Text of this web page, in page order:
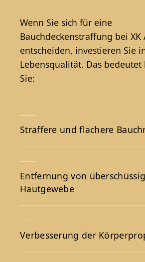
Wenn Sie sich für eine
Bauchdeckenstraffung bei XK
entscheiden, investieren Sie
Lebensqualität. Das
Sie:
Straffere und flachere
Entfernung von
Hautgewebe
Verbesserung der